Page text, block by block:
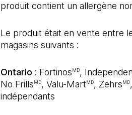
produit contient un allergène
Le produit était en vente entre
magasins suivants :
Ontario : FortinosMD,
No FrillsMD, Valu-MartMD, ZehrsMD
indépendants